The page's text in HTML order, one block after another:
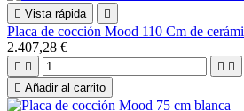
 Vista rápida 
Placa de cocción Mood 110 Cm de
2.407,28 €
   
 Añadir al carrito